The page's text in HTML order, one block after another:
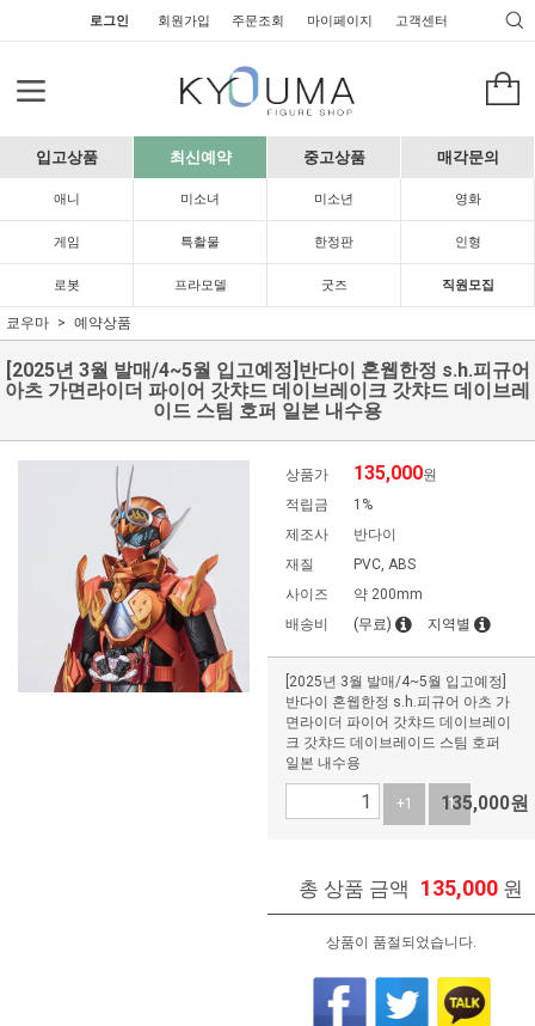
로그인 회원가입 주문조회 마이페이지 고객센터
입고상품 최신예약 중고상품 매각문의
애니 미소녀 미소년 영화
게임 특촬물 한정판 인형
로봇 프라모델 굿즈 직원모집
쿄우마 예약상품
[2025년 3월 발매/4~5월 입고예정]반다이 혼웹한정 s.h.피규어
아츠 가면라이더 파이어 갓챠드 데이브레이크 갓챠드 데이브레
이드 스팀 호퍼 일본 내수용
상품가 135,000원
적립금
1%
제조사
반다이
재질
PVC, ABS
사이즈
약 200mm
배송비
(무료) 지역별
[2025년 3월 발매/4~5월 입고예정]
반다이 혼웹한정 s.h.피규어 아츠 가
면라이더 파이어 갓챠드 데이브레이
크 갓챠드 데이브레이드 스팀 호퍼
일본 내수용
+1 -1
135,000원
총 상품 금액 135,000 원
상품이 품절되었습니다.